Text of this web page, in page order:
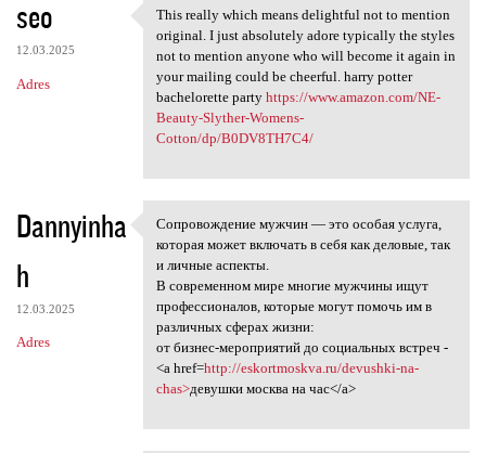
seo
12.03.2025
Adres
This really which means
This really which means delightful not to mention
original. I just absolutely adore typically the styles
not to mention anyone who will become it again in
your mailing could be cheerful. harry potter
bachelorette party https://www.amazon.com/NE-
Beauty-Slyther-Womens-
Cotton/dp/B0DV8TH7C4/
Dannyinha
h
12.03.2025
Adres
Сопровождение мужчин — это
Сопровождение мужчин — это особая услуга,
которая может включать в себя как деловые, так
и личные аспекты.
В современном мире многие мужчины ищут
профессионалов, которые могут помочь им в
различных сферах жизни:
от бизнес-мероприятий до социальных встреч -
<a href=http://eskortmoskva.ru/devushki-na-
chas>девушки москва на час</a>